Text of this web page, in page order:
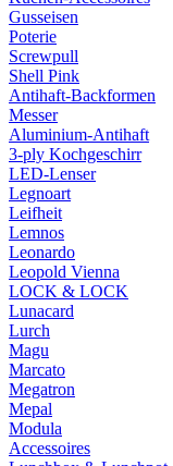
Gusseisen
Poterie
Screwpull
Shell Pink
Antihaft-Backformen
Messer
Aluminium-Antihaft
3-ply Kochgeschirr
LED-Lenser
Legnoart
Leifheit
Lemnos
Leonardo
Leopold Vienna
LOCK & LOCK
Lunacard
Lurch
Magu
Marcato
Megatron
Mepal
Modula
Accessoires